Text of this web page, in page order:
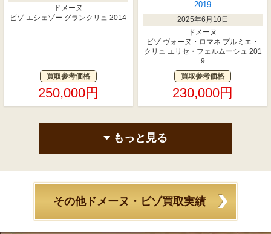
ドメーヌ
ビゾ エシェゾー グランクリュ 2014
買取参考価格
250,000円
2025年6月10日
ドメーヌ
ビゾ ヴォーヌ・ロマネ プルミエ・
クリュ エリセ・フェルムーシュ 201
9
買取参考価格
230,000円
もっと見る
その他ドメーヌ・ビゾ買取実績